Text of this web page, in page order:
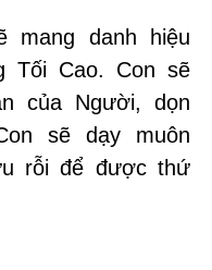
mang danh hiệu
Tối Cao. Con sẽ
của Người, dọn
sẽ dạy muôn
rỗi để được thứ